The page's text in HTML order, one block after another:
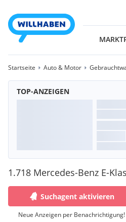
Startseite Auto & Motor
TOP-ANZEIGEN
1.718 Mercedes-Benz E-
Suchagent aktivieren
Neue Anzeigen per Benachrichtigung!